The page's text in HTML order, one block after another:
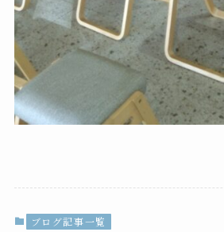
ブログ記事一覧